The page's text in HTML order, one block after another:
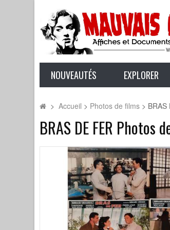
NOUVEAUTÉS EXPLORER
> Accueil > Photos de films >
BRAS DE FER